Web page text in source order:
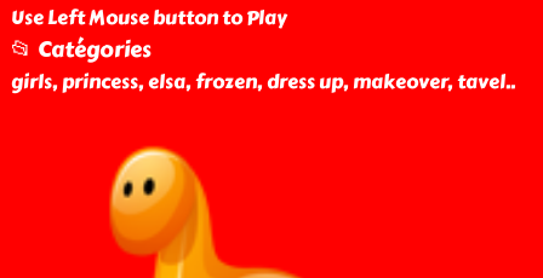
Use Left Mouse button to Play
📂 Catégories
girls, princess, elsa, frozen, dress up, makeover, tavel..